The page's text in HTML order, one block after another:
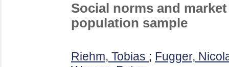
Social norms and
population sample
Riehm, Tobias ; Fugger,